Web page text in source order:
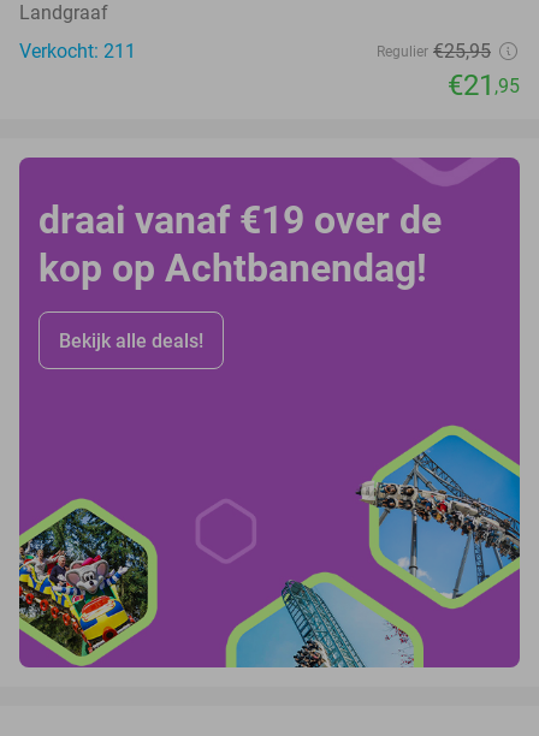
Landgraaf
Verkocht: 211
Regulier €25,95
€21 ,95
draai vanaf €19 over de
kop op Achtbanendag!
Bekijk alle deals!